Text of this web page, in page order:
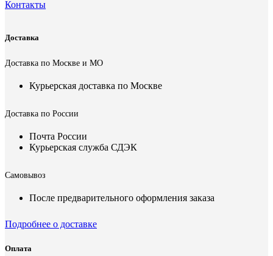
Контакты
Доставка
Доставка по Москве и МО
Курьерская доставка по Москве
Доставка по России
Почта России
Курьерская служба СДЭК
Самовывоз
После предварительного оформления заказа
Подробнее о доставке
Оплата